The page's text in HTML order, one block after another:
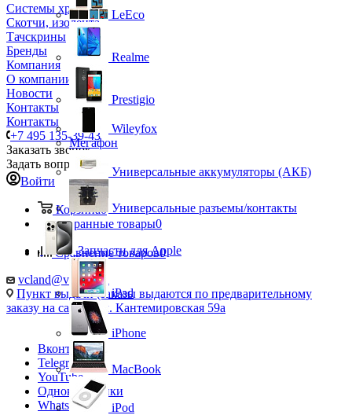
Системы хранения
Скотчи, изолента
Тачскрины
Бренды
Компания
О компании
Новости
Контакты
Контакты
+7 495 135-39-43
Заказать звонок
Задать вопрос
Войти
Корзина0
Избранные товары0
Сравнение товаров0
vcland@vcland.ru
Пункт выдачи (заказы выдаются по предварительному
заказу на сайте), ул. Кантемировская 59а
Вконтакте
Telegram
YouTube
Одноклассники
WhatsApp
LeEco
Realme
Prestigio
Wileyfox
Мегафон
Универсальные аккумуляторы (АКБ)
Универсальные разъемы/контакты
Запчасти для Apple
iPad
iPhone
MacBook
iPod